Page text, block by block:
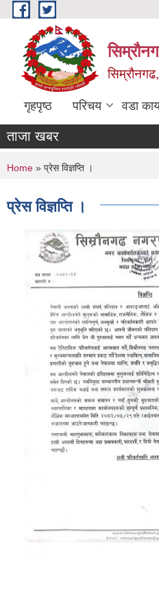
Skip to main content
सिम्रौनगढ,
गृहपृष्ठ परिचय वडा
ताजा खबर
You are here
Home » प्रेस विज्ञप्ति ।
प्रेस विज्ञप्ति ।